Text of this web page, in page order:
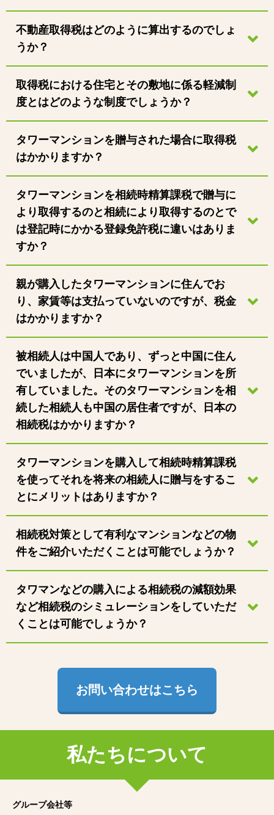
不動産取得税はどのように算出するのでしょ
うか？
取得税における住宅とその敷地に係る軽減制
度とはどのような制度でしょうか？
タワーマンションを贈与された場合に取得税
はかかりますか？
タワーマンションを相続時精算課税で贈与に
より取得するのと相続により取得するのとで
は登記時にかかる登録免許税に違いはありま
すか？
親が購入したタワーマンションに住んでお
り、家賃等は支払っていないのですが、税金
はかかりますか？
被相続人は中国人であり、ずっと中国に住ん
でいましたが、日本にタワーマンションを所
有していました。そのタワーマンションを相
続した相続人も中国の居住者ですが、日本の
相続税はかかりますか？
タワーマンションを購入して相続時精算課税
を使ってそれを将来の相続人に贈与をするこ
とにメリットはありますか？
相続税対策として有利なマンションなどの物
件をご紹介いただくことは可能でしょうか？
タワマンなどの購入による相続税の減額効果
など相続税のシミュレーションをしていただ
くことは可能でしょうか？
お問い合わせはこちら
私たちについて
グループ会社等